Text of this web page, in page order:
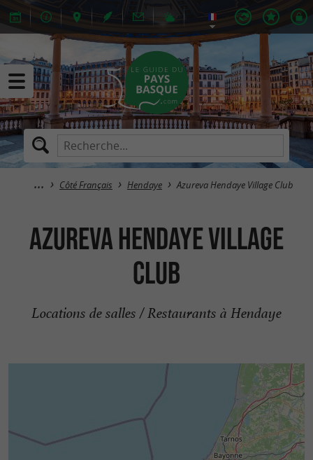
Côté Français Hendaye Azureva Hendaye Village Club
Azureva Hendaye Village
Club
Locations de salles / Restaurants à Hendaye